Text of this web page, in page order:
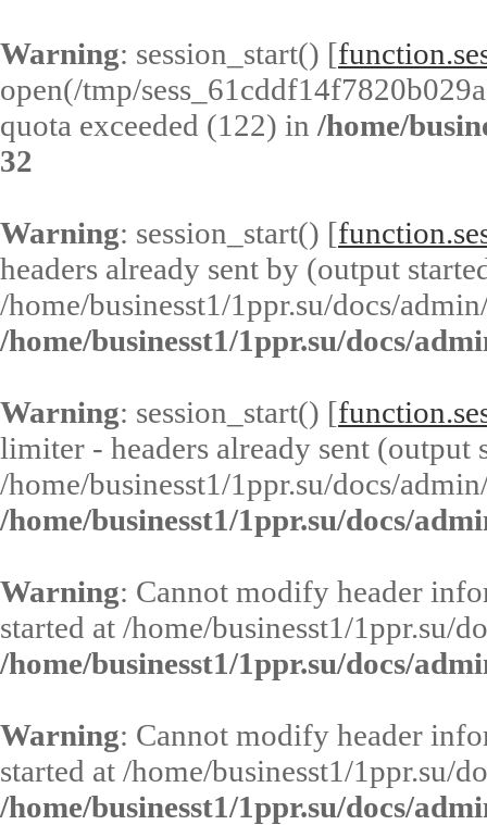
Warning: session_start() [
open(/tmp/
quota exceeded (122) in /home/
32
Warning: session_start() [
headers already sent by (output
/home/businesst1/1ppr.su/docs/
/home/businesst1/1ppr.su/docs/
Warning: session_start() [
limiter - headers already sent (output
/home/businesst1/1ppr.su/docs/
/home/businesst1/1ppr.su/docs/
Warning: Cannot modify header
started at /home/businesst1/1ppr.su/
/home/businesst1/1ppr.su/docs/
Warning: Cannot modify header
started at /home/businesst1/1ppr.su/
/home/businesst1/1ppr.su/docs/